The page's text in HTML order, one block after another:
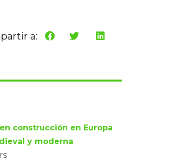
a:
construcción en Europa
y moderna